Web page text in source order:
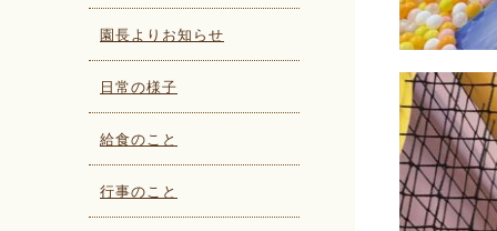
園長よりお知らせ
日常の様子
給食のこと
行事のこと